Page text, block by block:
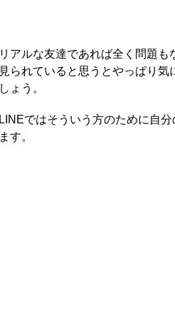
リアルな友達であれば全く問題
見られていると思うとやっぱり
しょう。
LINEではそういう方のために自
ます。